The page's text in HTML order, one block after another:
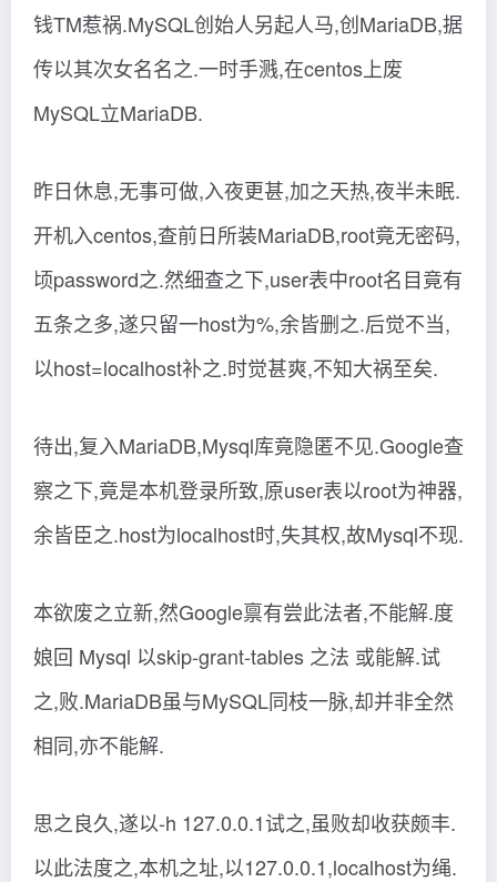
钱TM惹祸.MySQL创始人另起人马,创MariaDB,据
传以其次女名名之.一时手溅,在centos上废
MySQL立MariaDB.
昨日休息,无事可做,入夜更甚,加之天热,夜半未眠.
开机入centos,查前日所装MariaDB,root竟无密码,
顷password之.然细查之下,user表中root名目竟有
五条之多,遂只留一host为%,余皆删之.后觉不当,
以host=localhost补之.时觉甚爽,不知大祸至矣.
待出,复入MariaDB,Mysql库竟隐匿不见.Google查
察之下,竟是本机登录所致,原user表以root为神器,
余皆臣之.host为localhost时,失其权,故Mysql不现.
本欲废之立新,然Google禀有尝此法者,不能解.度
娘回 Mysql 以skip-grant-tables 之法 或能解.试
之,败.MariaDB虽与MySQL同枝一脉,却并非全然
相同,亦不能解.
思之良久,遂以-h 127.0.0.1试之,虽败却收获颇丰.
以此法度之,本机之址,以127.0.0.1,localhost为绳.